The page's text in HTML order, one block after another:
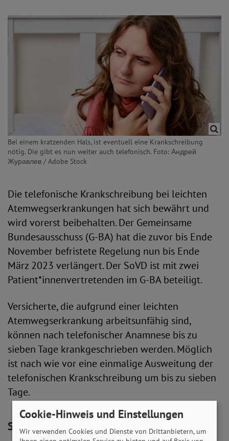
Bei einem kratzenden Hals, ist eventuell eine Krankschreibung
nötig. Die gibt es nun weiter auch telefonisch. Foto: Андрей
Журавлев / Adobe Stock
Die telefonische Krankschreibung bei leichten
Atemwegserkrankungen hat sich bewährt und
wird vorerst beibehalten. Der Gemeinsame
Bundesausschuss (G-BA) hat die zuvor bis Ende
November befristete Regelung nun bis Ende
März 2023 verlängert. Der SoVD ist mit zwei
Patient*innenvertretenden im G-BA beteiligt.
Versicherte, die aufgrund einer leichten
Atemwegserkrankung arbeitsunfähig sind,
können nach telefonischer Anamnese bis zu
sieben Tage krankgeschrieben werden. Möglich
ist nach wie vor eine einmalige Ausweitung der
telefonischen Krankschreibung um bis zu sieben
Tage.
Schutz für chronisch Kranke
Cookie-Hinweis und Einstellungen
Wir verwenden Cookies und Dienste von Drittanbietern, um